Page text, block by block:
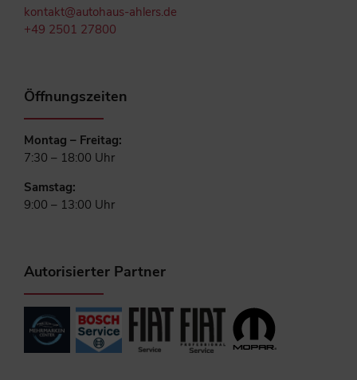
kontakt@autohaus-ahlers.de
+49 2501 27800
Öffnungszeiten
Montag – Freitag:
7:30 – 18:00 Uhr
Samstag:
9:00 – 13:00 Uhr
Autorisierter Partner